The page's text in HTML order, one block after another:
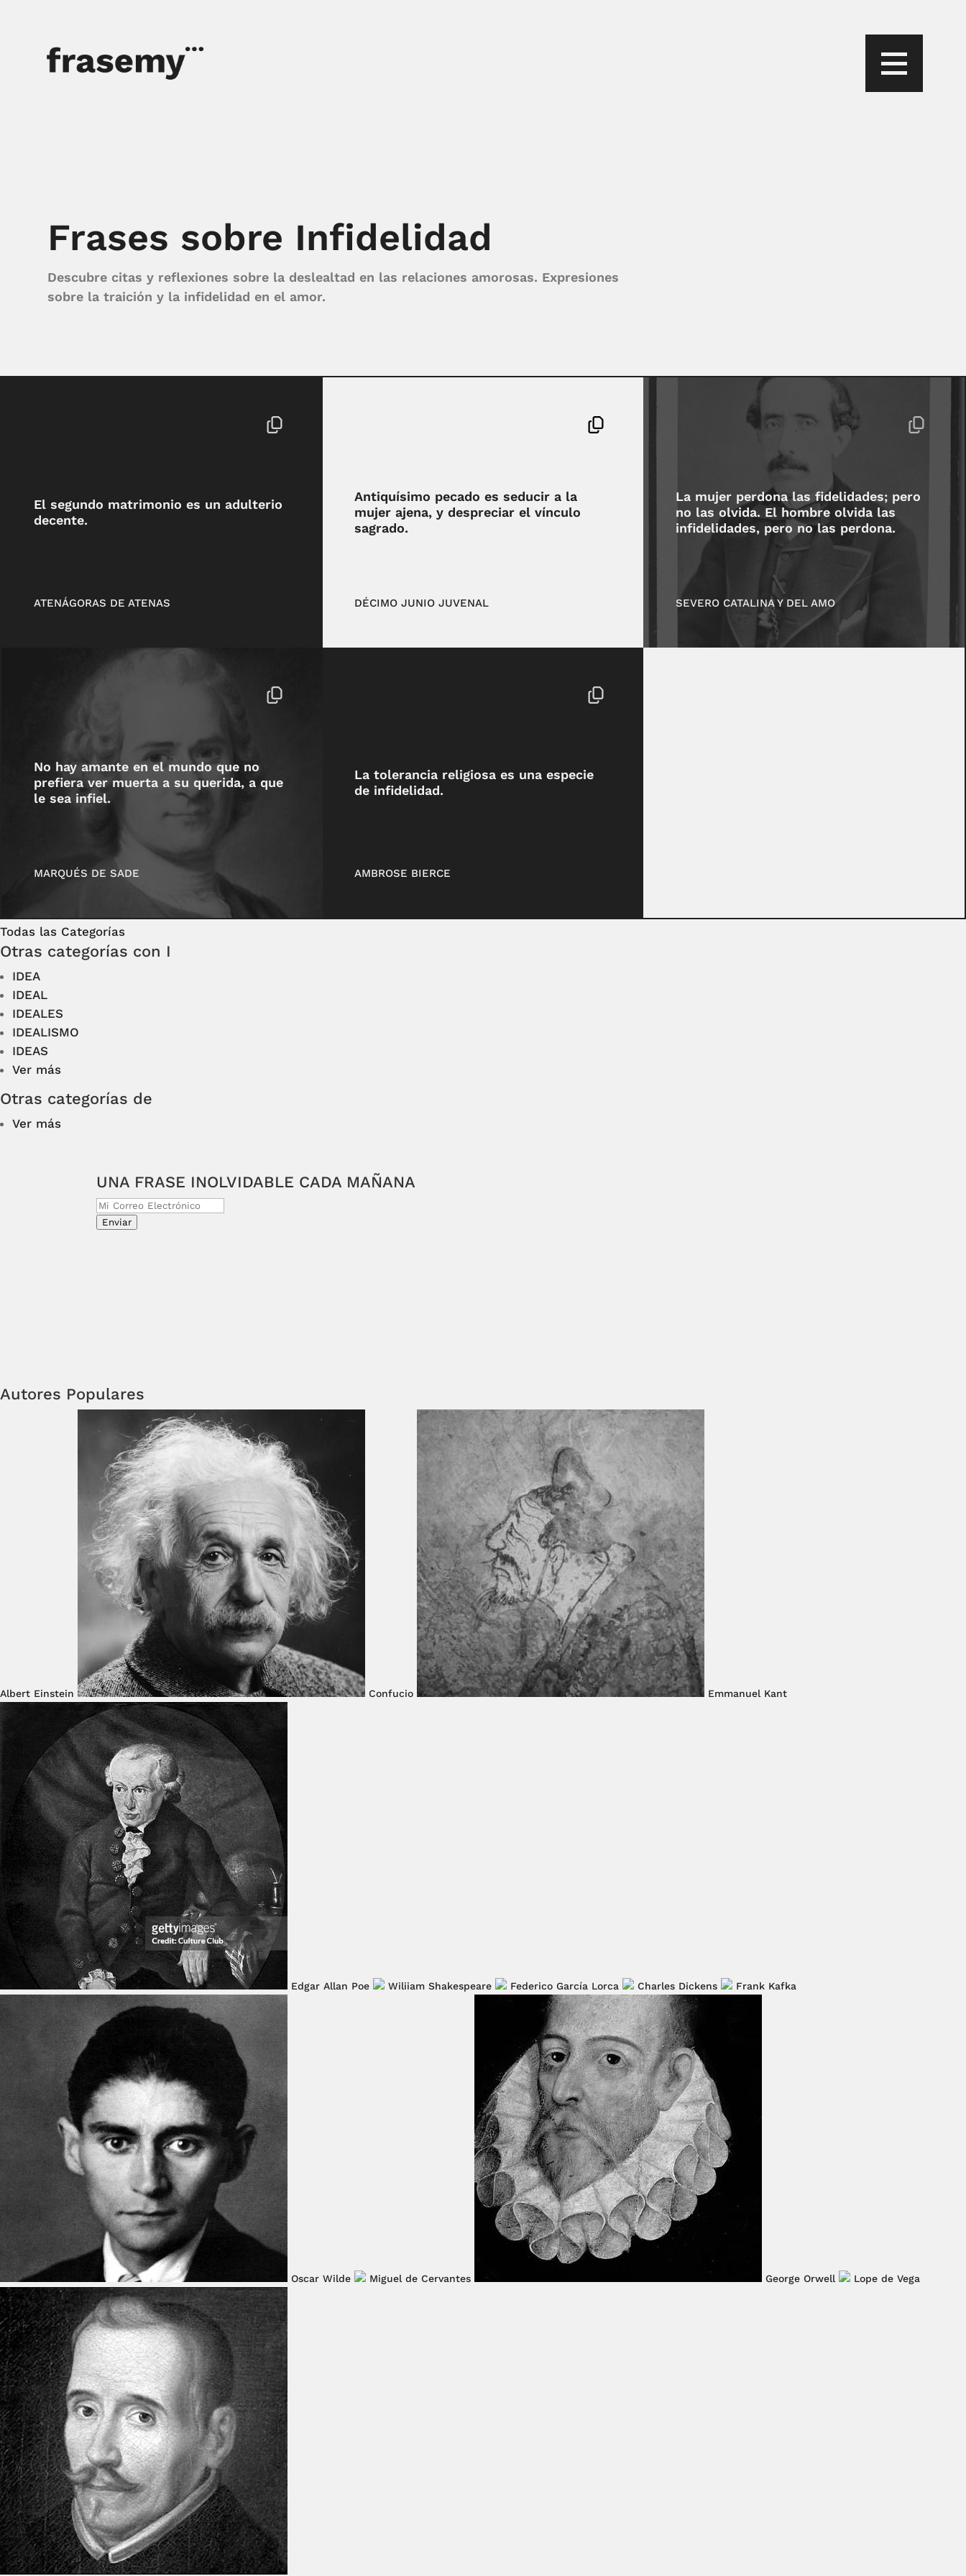
Frases sobre Infidelidad
Descubre citas y reflexiones sobre la deslealtad en las relaciones amorosas. Expresiones
sobre la traición y la infidelidad en el amor.
El segundo matrimonio es un adulterio
decente.
ATENÁGORAS DE ATENAS
Antiquísimo pecado es seducir a la
mujer ajena, y despreciar el vínculo
sagrado.
DÉCIMO JUNIO JUVENAL
La mujer perdona las fidelidades; pero
no las olvida. El hombre olvida las
infidelidades, pero no las perdona.
SEVERO CATALINA Y DEL AMO
No hay amante en el mundo que no
prefiera ver muerta a su querida, a que
le sea infiel.
MARQUÉS DE SADE
La tolerancia religiosa es una especie
de infidelidad.
AMBROSE BIERCE
Todas las Categorías
Otras categorías con I
IDEA
IDEAL
IDEALES
IDEALISMO
IDEAS
Ver más
Otras categorías de
Ver más
UNA FRASE INOLVIDABLE CADA MAÑANA
Enviar
Autores Populares
Albert Einstein Confucio Emmanuel Kant
Edgar Allan Poe Wiliiam Shakespeare Federico García Lorca Charles Dickens Frank Kafka
Oscar Wilde Miguel de Cervantes George Orwell Lope de Vega